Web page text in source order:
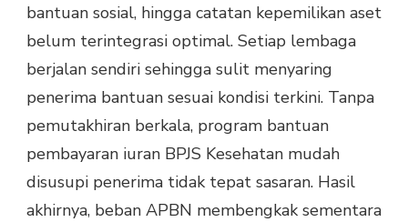
bantuan sosial, hingga catatan kepemilikan aset
belum terintegrasi optimal. Setiap lembaga
berjalan sendiri sehingga sulit menyaring
penerima bantuan sesuai kondisi terkini. Tanpa
pemutakhiran berkala, program bantuan
pembayaran iuran BPJS Kesehatan mudah
disusupi penerima tidak tepat sasaran. Hasil
akhirnya, beban APBN membengkak sementara